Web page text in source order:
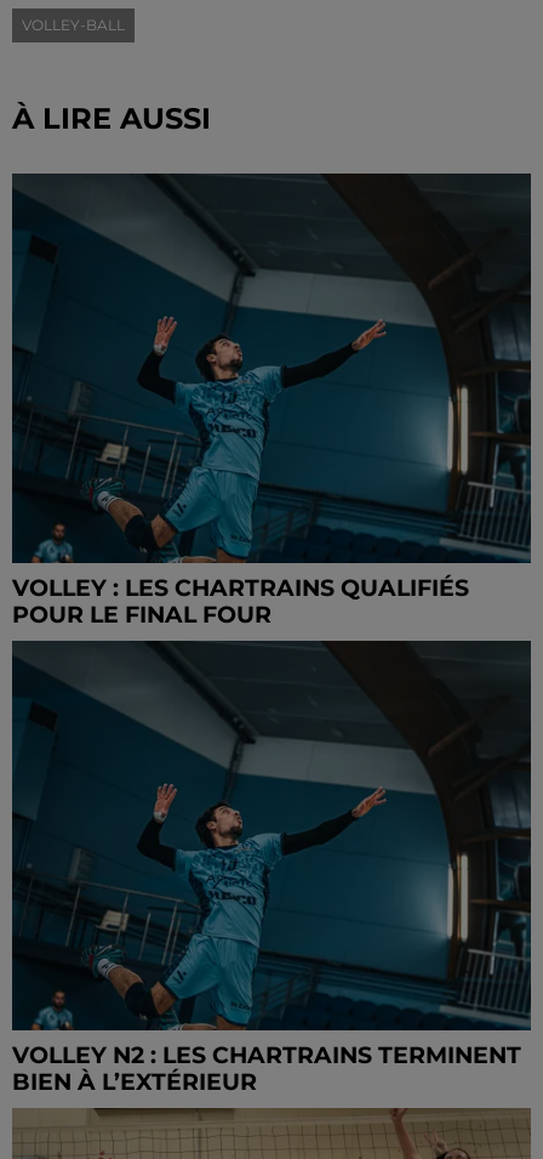
VOLLEY-BALL
À LIRE AUSSI
VOLLEY : LES CHARTRAINS QUALIFIÉS
POUR LE FINAL FOUR
VOLLEY N2 : LES CHARTRAINS TERMINENT
BIEN À L’EXTÉRIEUR